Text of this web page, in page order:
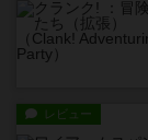
レビュー